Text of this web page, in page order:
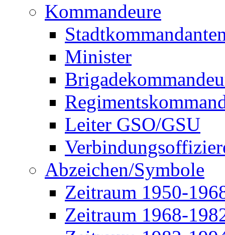
Kommandeure
Minister
Leiter GSO/GSU
Abzeichen/Symbole
Zeitraum 1950-
Zeitraum 1968-